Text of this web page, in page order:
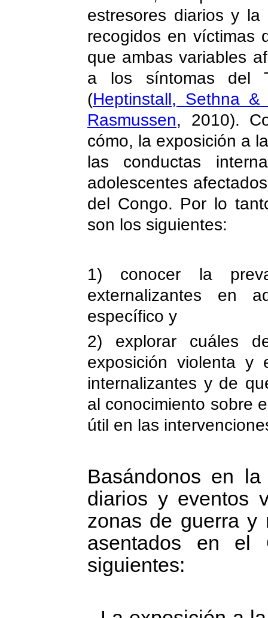
estresores diarios y
recogidos en víctimas
que ambas variables
a los síntomas del
(Heptinstall, Sethna &
Rasmussen, 2010).
cómo, la exposición a
las conductas
adolescentes
del Congo. Por lo
son los siguientes:
1) conocer la
externalizantes en
específico y
2) explorar cuáles
exposición violenta y
internalizantes y de
al conocimiento sobre
útil en las
Basándonos en
diarios y eventos
zonas de guerra y
asentados en el
siguientes: